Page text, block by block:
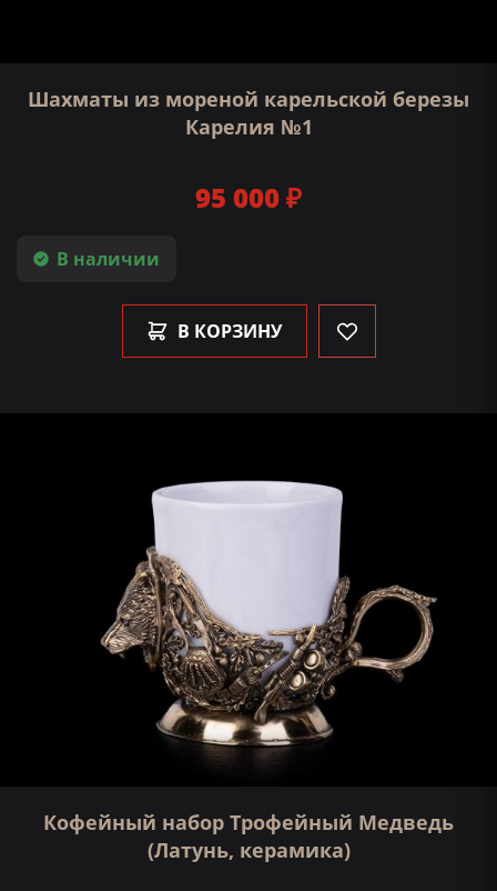
Шахматы из мореной карельской березы
Карелия №1
В наличии
95 000 ₽
В КОРЗИНУ
Кофейный набор Трофейный Медведь
(Латунь, керамика)